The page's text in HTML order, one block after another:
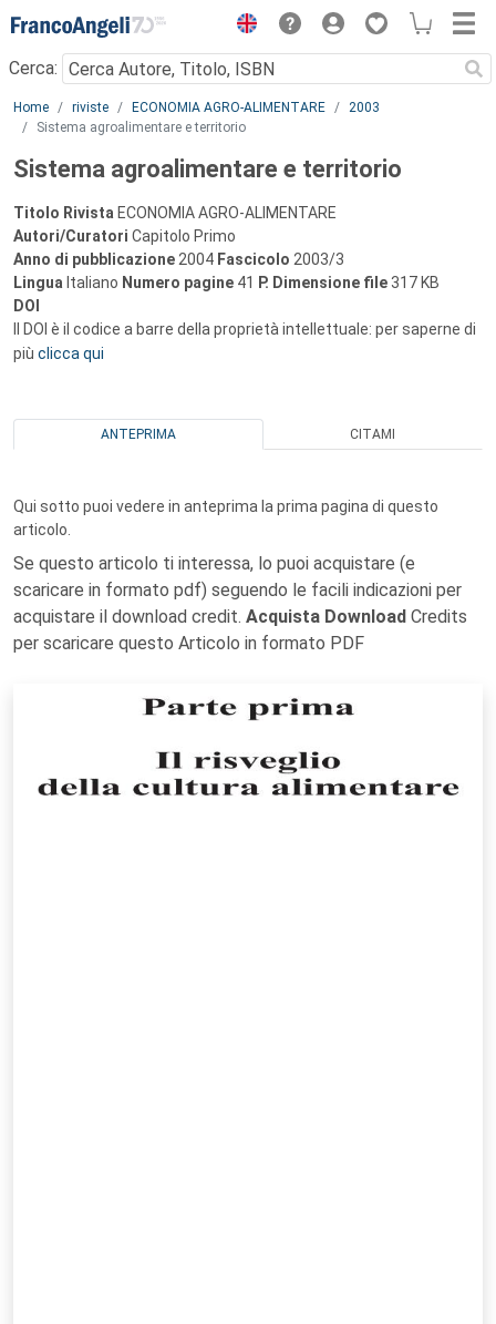
Menu
Cerca:
Main content
Home riviste ECONOMIA AGRO-ALIMENTARE
2003
Sistema agroalimentare e territorio
Sistema agroalimentare e territorio
Titolo Rivista ECONOMIA AGRO-ALIMENTARE
Autori/Curatori Capitolo Primo
Anno di pubblicazione 2004 Fascicolo 2003/3
Lingua Italiano Numero pagine 41 P. Dimensione file 317 KB
DOI
Il DOI è il codice a barre della proprietà intellettuale: per saperne di
più clicca qui
ANTEPRIMA CITAMI
Qui sotto puoi vedere in anteprima la prima pagina di questo
articolo.
Se questo articolo ti interessa, lo puoi acquistare (e
scaricare in formato pdf) seguendo le facili indicazioni per
acquistare il download credit. Acquista Download Credits
per scaricare questo Articolo in formato PDF